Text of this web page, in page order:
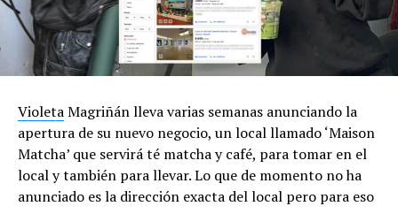
VioletaMagriñán lleva varias semanas anunciando la
apertura de su nuevo negocio, un local llamado ‘Maison
Matcha’ que servirá té matcha y café, para tomar en el
local y también para llevar. Lo que de momento no ha
anunciado es la dirección exacta del local pero para eso